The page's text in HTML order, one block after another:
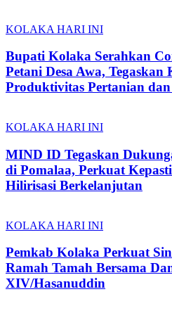
KOLAKA HARI INI
Bupati Kolaka Serahkan
Petani Desa Awa,
Produktivitas Pertanian dan
KOLAKA HARI INI
MIND ID Tegaskan
di Pomalaa, Perkuat
Hilirisasi Berkelanjutan
KOLAKA HARI INI
Pemkab Kolaka Perkuat
Ramah Tamah Bersama
XIV/Hasanuddin